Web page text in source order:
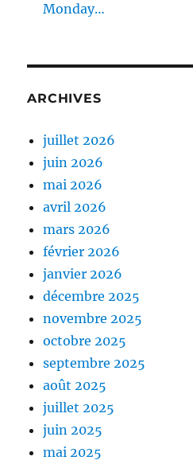
Monday…
ARCHIVES
juillet 2026
juin 2026
mai 2026
avril 2026
mars 2026
février 2026
janvier 2026
décembre 2025
novembre 2025
octobre 2025
septembre 2025
août 2025
juillet 2025
juin 2025
mai 2025